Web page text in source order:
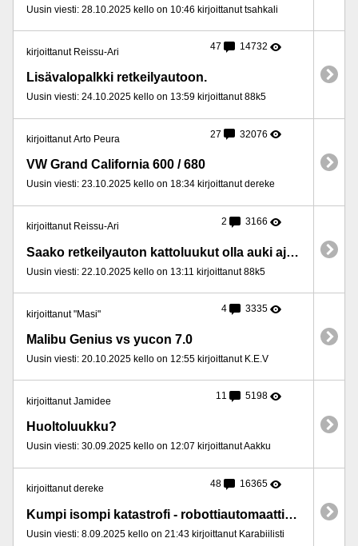
Uusin viesti: 28.10.2025 kello on 10:46 kirjoittanut tsahkali
kirjoittanut Reissu-Ari 47 14732
Lisävalopalkki retkeilyautoon.
Uusin viesti: 24.10.2025 kello on 13:59 kirjoittanut 88k5
kirjoittanut Arto Peura 27 32076
VW Grand California 600 / 680
Uusin viesti: 23.10.2025 kello on 18:34 kirjoittanut dereke
kirjoittanut Reissu-Ari 2 3166
Saako retkeilyauton kattoluukut olla auki ajaessa?
Uusin viesti: 22.10.2025 kello on 13:11 kirjoittanut 88k5
kirjoittanut "Masi" 4 3335
Malibu Genius vs yucon 7.0
Uusin viesti: 20.10.2025 kello on 12:55 kirjoittanut K.E.V
kirjoittanut Jamidee 11 5198
Huoltoluukku?
Uusin viesti: 30.09.2025 kello on 12:07 kirjoittanut Aakku
kirjoittanut dereke 48 16365
Kumpi isompi katastrofi - robottiautomaattivaihteisto vai Adblue-järjestelmä?
Uusin viesti: 8.09.2025 kello on 21:43 kirjoittanut Karabiilisti